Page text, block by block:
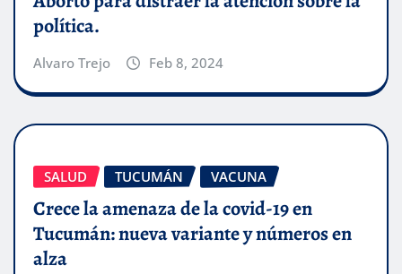
política.
Alvaro Trejo Feb 8, 2024
SALUD TUCUMÁN VACUNA
Crece la amenaza de la covid-19 en
Tucumán: nueva variante y números en
alza